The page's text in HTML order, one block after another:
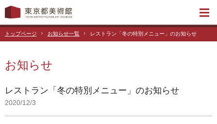
トップページ お知らせ一覧 レストラン「冬の特別メニュー」のお知らせ
お知らせ
レストラン「冬の特別メニュー」のお知らせ
2020/12/3